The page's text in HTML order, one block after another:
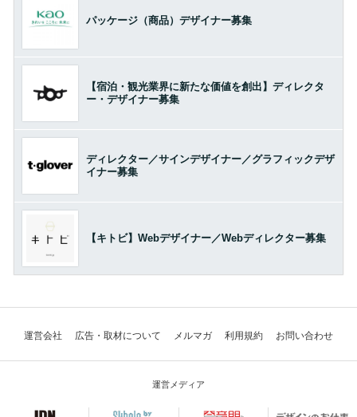
パッケージ（商品）デザイナー募集
【宿泊・観光業界に新たな価値を創出】ディレクタ
ー・デザイナー募集
ディレクター／サインデザイナー／グラフィックデザ
イナー募集
【キトビ】Webデザイナー／Webディレクター募集
運営会社 広告・取材について メルマガ 利用規約 お問い合わせ
運営メディア